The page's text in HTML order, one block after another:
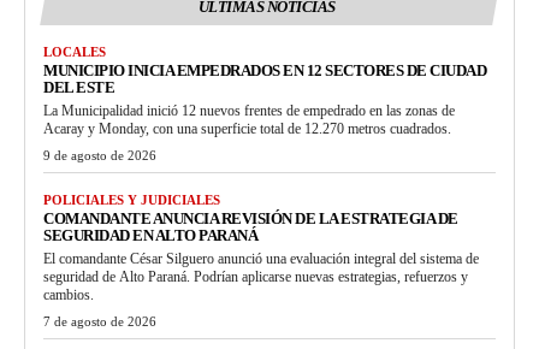
ULTIMAS NOTICIAS
LOCALES
MUNICIPIO INICIA EMPEDRADOS EN 12 SECTORES DE CIUDAD
DEL ESTE
La Municipalidad inició 12 nuevos frentes de empedrado en las zonas de
Acaray y Monday, con una superficie total de 12.270 metros cuadrados.
9 de agosto de 2026
POLICIALES Y JUDICIALES
COMANDANTE ANUNCIA REVISIÓN DE LA ESTRATEGIA DE
SEGURIDAD EN ALTO PARANÁ
El comandante César Silguero anunció una evaluación integral del sistema de
seguridad de Alto Paraná. Podrían aplicarse nuevas estrategias, refuerzos y
cambios.
7 de agosto de 2026